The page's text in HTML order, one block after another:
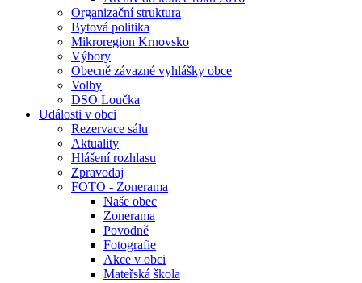
Organizační struktura
Bytová politika
Mikroregion Krnovsko
Výbory
Obecně závazné vyhlášky obce
Volby
DSO Loučka
Události v obci
Rezervace sálu
Aktuality
Hlášení rozhlasu
Zpravodaj
FOTO - Zonerama
Naše obec
Zonerama
Povodně
Fotografie
Akce v obci
Mateřská škola